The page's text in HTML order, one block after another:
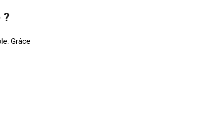
?
Grâce